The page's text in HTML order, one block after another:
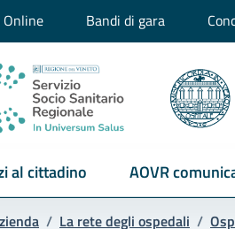
Online Bandi di gara
al cittadino AOVR
/ La rete degli ospedali /